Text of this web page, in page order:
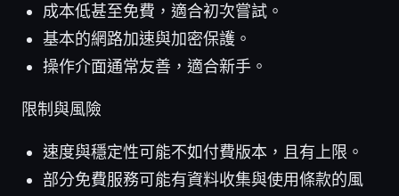
成本低甚至免費，適合初次嘗試。
基本的網路加速與加密保護。
操作介面通常友善，適合新手。
限制與風險
速度與穩定性可能不如付費版本，且有上限。
部分免費服務可能有資料收集與使用條款的風